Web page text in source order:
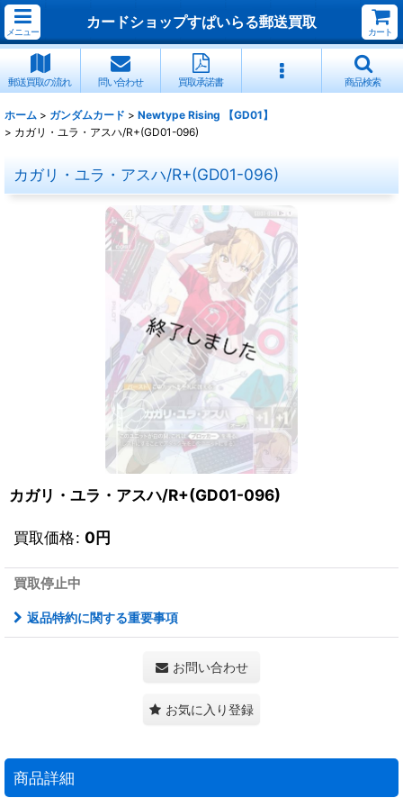
メニュー
カードショップすぱいらる郵送買取
カート
郵送買取の流れ 問い合わせ 買取承諾書 商品検索
ホーム > ガンダムカード > Newtype Rising 【GD01】
> カガリ・ユラ・アスハ/R+(GD01-096)
カガリ・ユラ・アスハ/R+(GD01-096)
カガリ・ユラ・アスハ/R+(GD01-096)
買取価格: 0円
買取停止中
返品特約に関する重要事項
お問い合わせ
お気に入り登録
商品詳細